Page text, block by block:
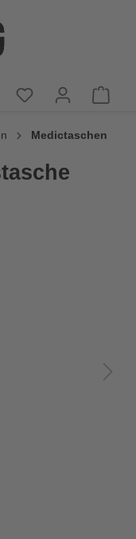
Medictaschen